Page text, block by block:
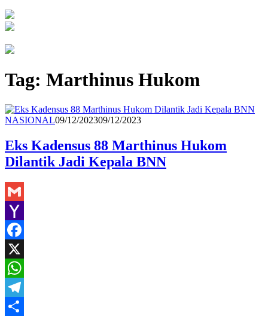
Tag: Marthinus Hukom
NASIONALRedaksi
09/12/202309/12/2023
Eks Kadensus 88 Marthinus Hukom
Dilantik Jadi Kepala BNN
Gmail
Yahoo
Mail
Facebook
X
WhatsApp
Telegram